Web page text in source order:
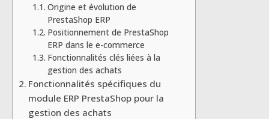
Origine et évolution de
PrestaShop ERP
Positionnement de PrestaShop
ERP dans le e-commerce
Fonctionnalités clés liées à la
gestion des achats
Fonctionnalités spécifiques du
module ERP PrestaShop pour la
gestion des achats